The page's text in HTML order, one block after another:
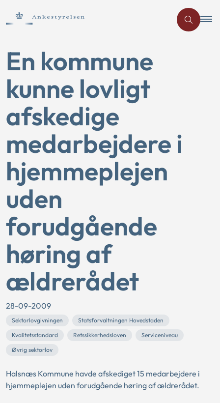
En kommune
kunne lovligt
afskedige
medarbejdere i
hjemmeplejen
uden
forudgående
høring af
ældrerådet
28-09-2009
Sektorlovgivningen
Statsforvaltningen Hovedstaden
Kvalitetsstandard
Retssikkerhedsloven
Serviceniveau
Øvrig sektorlov
Halsnæs Kommune havde afskediget 15 medarbejdere i
hjemmeplejen uden forudgående høring af ældrerådet.